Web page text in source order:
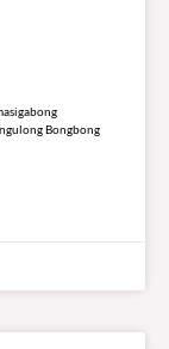
Bongbong